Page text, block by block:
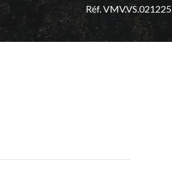
Réf. VMV.VS.021225